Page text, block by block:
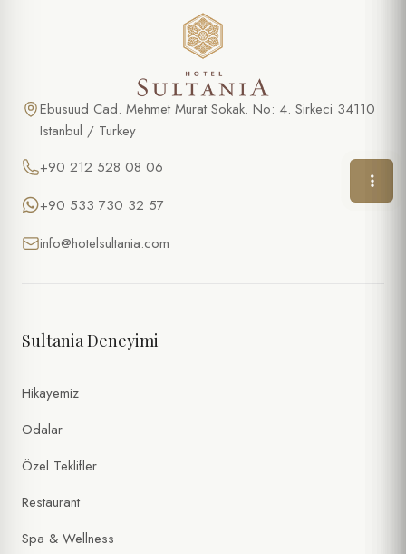
Tarihi Yarımada Video Çekimi
E-POSTA *
TARIH
Ebusuud Cad. Mehmet Murat Sokak. No: 4. Sirkeci 34110
Istanbul / Turkey
+90 212 528 08 06
+90 533 730 32 57
info@hotelsultania.com
Sultania Deneyimi
Hikayemiz
Odalar
Özel Teklifler
Restaurant
Spa & Wellness